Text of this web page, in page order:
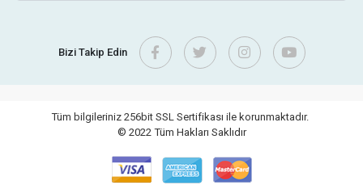
Bizi Takip Edin
Tüm bilgileriniz 256bit SSL Sertifikası ile korunmaktadır.
© 2022 Tüm Hakları Saklıdır